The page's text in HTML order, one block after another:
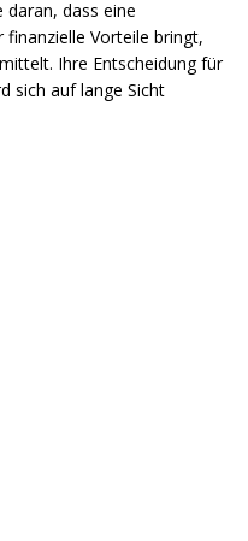
daran, dass eine
finanzielle Vorteile bringt,
Ihre Entscheidung für
sich auf lange Sicht